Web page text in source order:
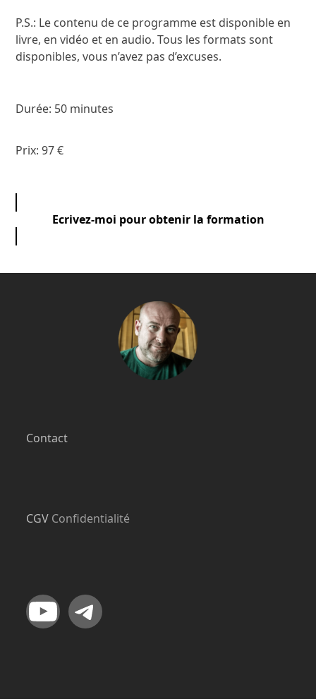
P.S.: Le contenu de ce programme est disponible en
livre, en vidéo et en audio. Tous les formats sont
disponibles, vous n’avez pas d’excuses.
Durée: 50 minutes
Prix: 97 €
Ecrivez-moi pour obtenir la formation
Contact
CGV Confidentialité
YouTube
Telegram